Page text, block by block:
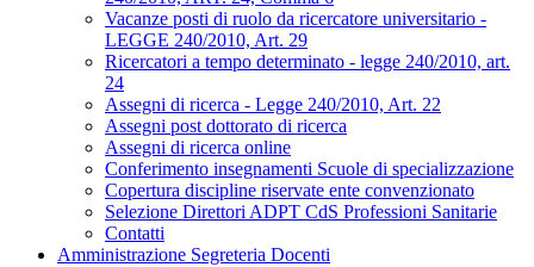
Vacanze posti di ruolo da ricercatore universitario -
LEGGE 240/2010, Art. 29
Ricercatori a tempo determinato - legge 240/2010, art.
24
Assegni di ricerca - Legge 240/2010, Art. 22
Assegni post dottorato di ricerca
Assegni di ricerca online
Conferimento insegnamenti Scuole di specializzazione
Copertura discipline riservate ente convenzionato
Selezione Direttori ADPT CdS Professioni Sanitarie
Contatti
Amministrazione Segreteria Docenti